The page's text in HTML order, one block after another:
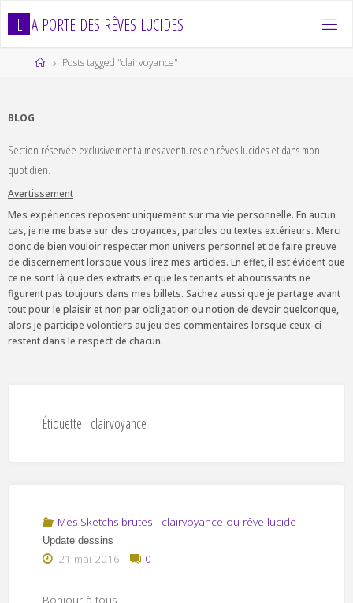
L A PORTE DES RÊVES LUCIDES
HomePosts tagged "clairvoyance"
BLOG
Section réservée exclusivement à mes aventures en rêves lucides et dans mon
quotidien.
Avertissement
Mes expériences reposent uniquement sur ma vie personnelle. En aucun
cas, je ne me base sur des croyances, paroles ou textes extérieurs. Merci
donc de bien vouloir respecter mon univers personnel et de faire preuve
de discernement lorsque vous lirez mes articles. En effet, il est évident que
ce ne sont là que des extraits et que les tenants et aboutissants ne
figurent pas toujours dans mes billets. Sachez aussi que je partage avant
tout pour le plaisir et non par obligation ou notion de devoir quelconque,
alors je participe volontiers au jeu des commentaires lorsque ceux-ci
restent dans le respect de chacun.
Étiquette : clairvoyance
Mes Sketchs brutes - clairvoyance ou rêve lucide
Update dessins
21 mai 2016 0
Bonjour à tous,